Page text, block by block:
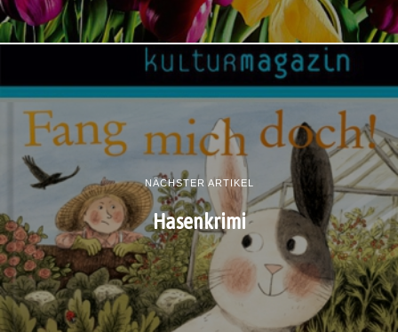
NÄCHSTER ARTIKEL
Hasenkrimi